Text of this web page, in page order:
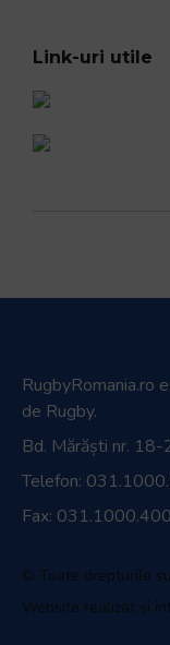
Link-uri utile
RugbyRomania.ro
de Rugby.
Bd. Mărăști nr.
Telefon:
Fax: 031.1000.400
© Toate drepturile
Website realizat și